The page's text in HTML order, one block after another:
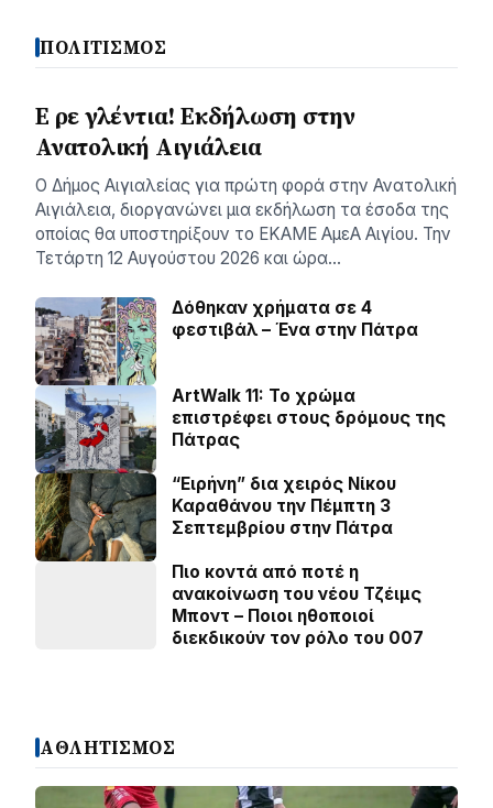
ΠΟΛΙΤΙΣΜΟΣ
Ε ρε γλέντια! Εκδήλωση στην
Ανατολική Αιγιάλεια
Ο Δήμος Αιγιαλείας για πρώτη φορά στην Ανατολική
Αιγιάλεια, διοργανώνει μια εκδήλωση τα έσοδα της
οποίας θα υποστηρίξουν το ΕΚΑΜΕ ΑμεΑ Αιγίου. Την
Τετάρτη 12 Αυγούστου 2026 και ώρα…
Δόθηκαν χρήματα σε 4
φεστιβάλ – Ένα στην Πάτρα
ArtWalk 11: Το χρώμα
επιστρέφει στους δρόμους της
Πάτρας
“Ειρήνη” δια χειρός Νίκου
Καραθάνου την Πέμπτη 3
Σεπτεμβρίου στην Πάτρα
Πιο κοντά από ποτέ η
ανακοίνωση του νέου Τζέιμς
Μποντ – Ποιοι ηθοποιοί
διεκδικούν τον ρόλο του 007
ΑΘΛΗΤΙΣΜΟΣ